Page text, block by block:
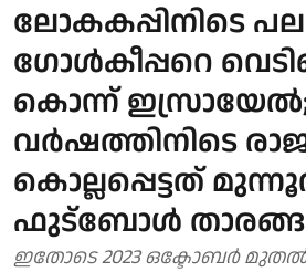
ലോകകപ്പിനിടെ
ഗോൾകീപ്പറെ
കൊന്ന്
വർഷത്തിനിടെ
കൊല്ലപ്പെട്ടത്
ഫുട്ബോൾ
ഇതോടെ 2023 ഒക്ടോബർ